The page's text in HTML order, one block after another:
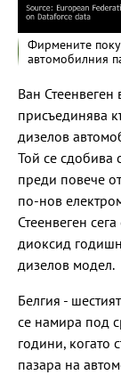
Фирмените
автомобилния
Ван Стеенвеген
присъединява
дизелов
Той се сдобива
преди повече
по-нов
Стеенвеген
диоксид
дизелов модел.
Белгия -
се намира под
години, когато
пазара на